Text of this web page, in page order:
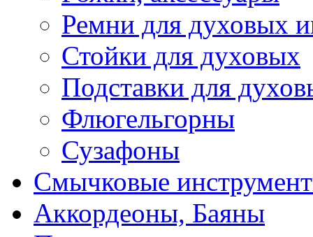
Ремни для духовых
Стойки для духовых
Подставки для
Флюгельгорны
Сузафоны
Смычковые
Аккордеоны, Баяны